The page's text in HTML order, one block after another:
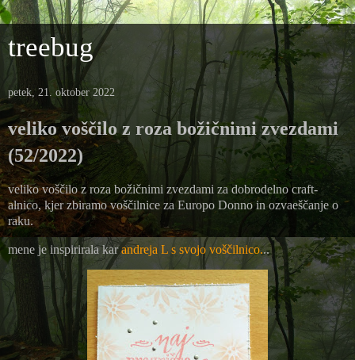
treebug
petek, 21. oktober 2022
veliko voščilo z roza božičnimi zvezdami
(52/2022)
veliko voščilo z roza božičnimi zvezdami za dobrodelno craft-
alnico, kjer zbiramo voščilnice za Europo Donno in ozvaeščanje o
raku.
mene je inspirirala karandreja L s svojo voščilnico...